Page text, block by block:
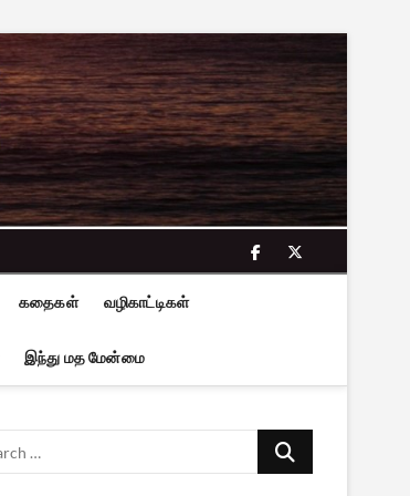
facebook
twitter
கதைகள் வழிகாட்டிகள்
இந்து மத மேன்மை
Search